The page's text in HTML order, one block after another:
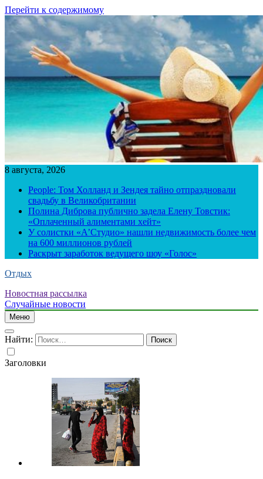
Перейти к содержимому
8 августа, 2026
People: Том Холланд и Зендея тайно отпраздновали
свадьбу в Великобритании
Полина Диброва публично задела Елену Товстик:
«Оплаченный алиментами хейт»
У солистки «А’Студио» нашли недвижимость более чем
на 600 миллионов рублей
Раскрыт заработок ведущего шоу «Голос»
Отдых
Новостная рассылка
Случайные новости
Меню
Найти:
Заголовки